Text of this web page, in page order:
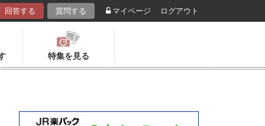
回答する 質問する マイページ ログアウト
特集を見る